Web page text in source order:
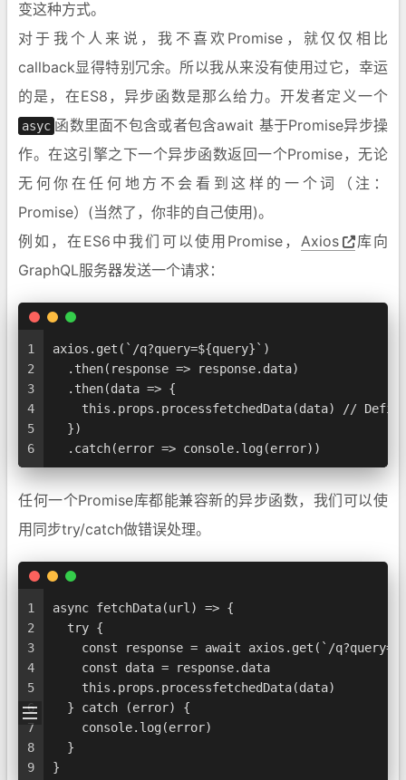
变这种方式。
对于我个人来说，我不喜欢Promise，就仅仅相比
callback显得特别冗余。所以我从来没有使用过它，幸运
的是，在ES8，异步函数是那么给力。开发者定义一个
asyc 函数里面不包含或者包含await 基于Promise异步操
作。在这引擎之下一个异步函数返回一个Promise，无论
无何你在任何地方不会看到这样的一个词（注：
Promise）(当然了，你非的自己使用)。
例如，在ES6中我们可以使用Promise， Axios
库向
GraphQL服务器发送一个请求：
1
2
3
4
5
6
axios.get(`/q?query=${query}`)
  .then(response => response.data)
  .then(data => {
this.props.processfetchedData(data) //
  })
  .catch(error => console.log(error))
任何一个Promise库都能兼容新的异步函数，我们可以使
用同步try/catch做错误处理。
1
2
3
4
5
6
7
8
9
async fetchData(url) => {
  try {
const response = await axios.get(`/
    const data = response.data
    this.props.processfetchedData(data)
  } catch (error) {
    console.log(error)
  }
}